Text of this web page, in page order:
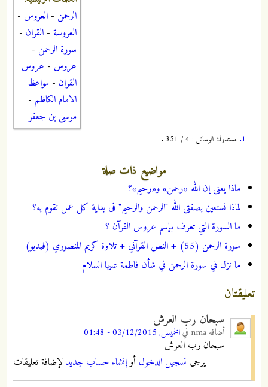
الرحمن - العروس -
العروسة - القران -
سورة الرحمن -
عروس - عروس
القران - مواعظ
الامام الكاظم -
موسى بن جعفر
1. مستدرك الوسائل : 4 / 351 .
مواضيع ذات صلة
ماذا یعنی إن الله «رحمن» و«رحیم»؟
لماذا نستعین بصفتی الله "الرحمن والرحیم" فی بدایة کل عمل نقوم به؟
ما السورة التي تعرف بإسم عروس القرآن ؟
سورة الرحمن (55) + النص القرآني + تلاوة كريم المنصوري (فيديو)
ما نزل في سورة الرحمن في شأن فاطمة عليها السلام
تعليقتان
سبحان رب العرش
أضافه nma فيالخميس, 03/12/2015 - 01:48
سبحان رب العرش
يرجى تسجيل الدخول أوإنشاء حساب جديد لإضافة تعليقات